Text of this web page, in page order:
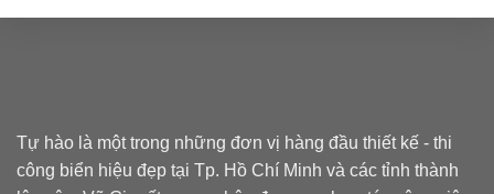
Tự hào là một trong những đơn vị hàng đầu thiết kế - thi
công biển hiệu đẹp tại Tp. Hồ Chí Minh và các tỉnh thành